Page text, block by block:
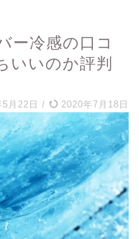
ー冷感の口コ
いいのか評判
月22日 / 2020年7月18日